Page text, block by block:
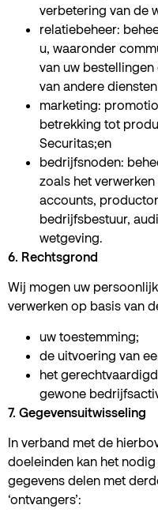
verbetering van de
relatiebeheer:
u, waaronder
van uw bestellingen
van andere
marketing:
betrekking tot
Securitas;en
bedrijfsnoden:
zoals het
accounts,
bedrijfsbestuur,
wetgeving.
6. Rechtsgrond
Wij mogen uw
verwerken op basis van
uw toestemming;
de uitvoering van
het
gewone
7. Gegevensuitwisseling
In verband met de
doeleinden kan het
gegevens delen met
‘ontvangers’: